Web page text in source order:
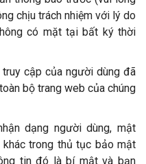
chịu trách nhiệm với lý do
có mặt tại bất ký thời
cập của người dùng đã
bộ trang web của chúng
dạng người dùng, mật
trong thủ tục bảo mật
tin đó là bí mật và bạn